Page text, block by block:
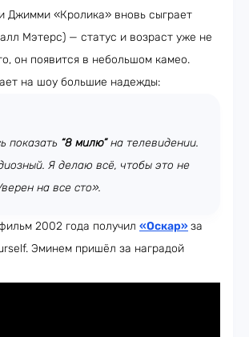
Джимми «Кролика» вновь сыграет
Мэтерс) — статус и возраст уже не
он появится в небольшом камео.
на шоу большие надежды:
показать “8 милю”на телевидении.
Я делаю всё, чтобы это не
на все сто».
2002 года получил «Оскар»за
Эминем пришёл за наградой